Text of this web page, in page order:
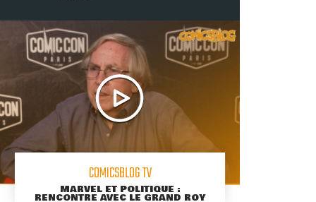
COMICSBLOG TV
MARVEL ET POLITIQUE :
RENCONTRE AVEC LE GRAND ROY